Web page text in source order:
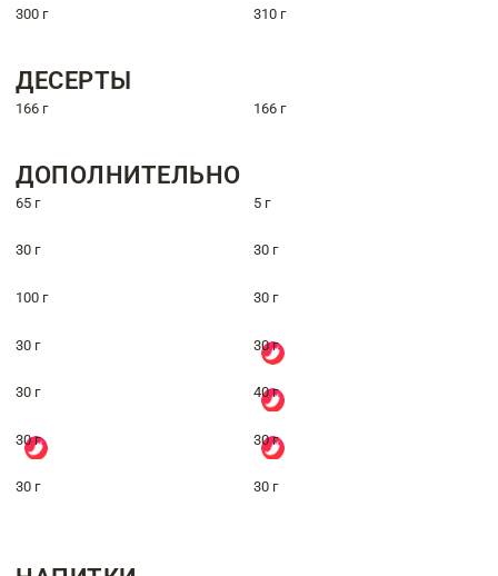
300 г 310 г
ДЕСЕРТЫ
166 г 166 г
ДОПОЛНИТЕЛЬНО
65 г 5 г
30 г 30 г
100 г 30 г
30 г 30 г
30 г 40 г
30 г 30 г
30 г 30 г